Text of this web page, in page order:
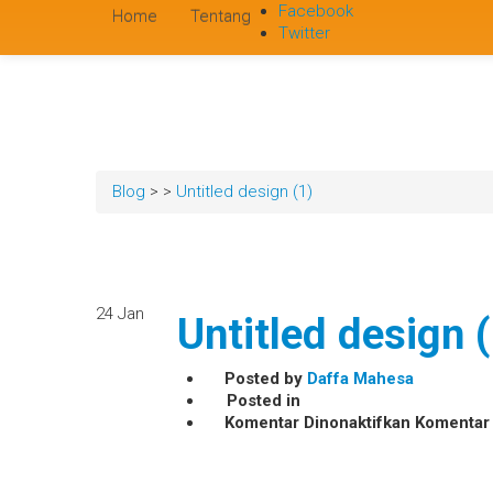
Home Tentang
Facebook
Twitter
Blog > > Untitled design (1)
24 Jan Untitled design
Posted by Daffa Mahesa
Posted in
Komentar Dinonaktifkan pada
Komentar